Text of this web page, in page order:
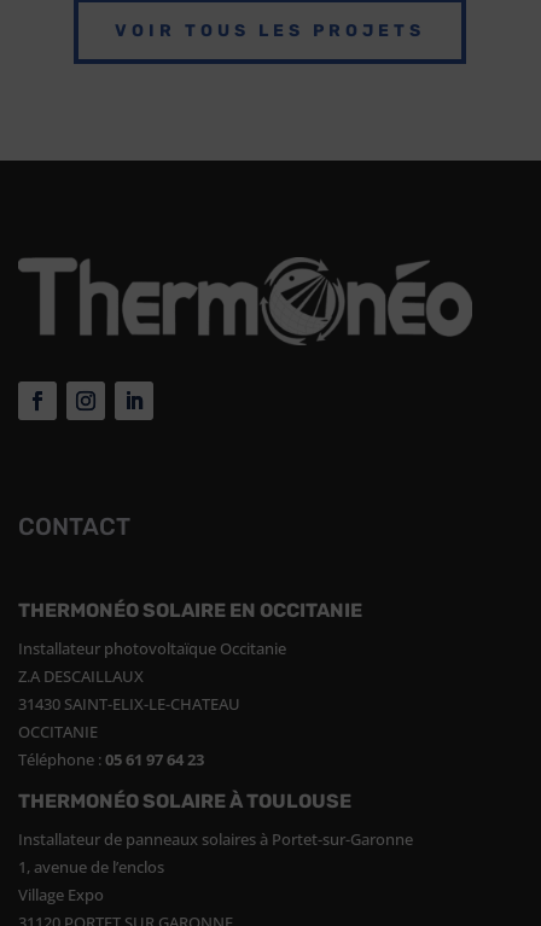
VOIR TOUS LES PROJETS
CONTACT
THERMONÉO SOLAIRE EN OCCITANIE
Installateur photovoltaïque Occitanie
Z.A DESCAILLAUX
31430 SAINT-ELIX-LE-CHATEAU
OCCITANIE
Téléphone :05 61 97 64 23
THERMONÉO SOLAIRE À TOULOUSE
Installateur de panneaux solaires à Portet-sur-Garonne
1, avenue de l’enclos
Village Expo